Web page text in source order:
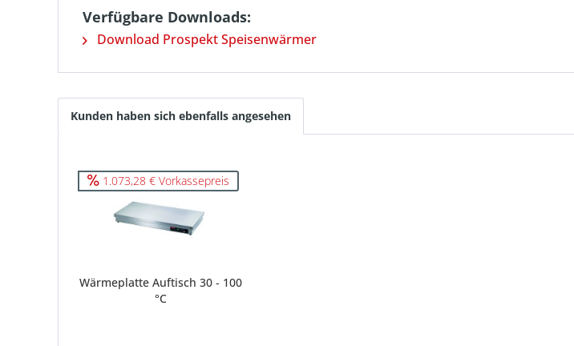
Verfügbare Downloads:
Download Prospekt Speisenwärmer
Kunden haben sich ebenfalls angesehen
1.073,28 € Vorkassepreis
Wärmeplatte Auftisch 30 - 100
°C